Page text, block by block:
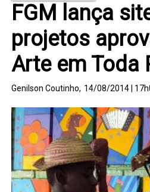
FGM lança
projetos
Arte em Toda
Genilson Coutinho, 14/08/2014 |